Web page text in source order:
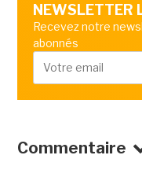
NEWSLETTER
Recevez notre
abonnés
Commentaire